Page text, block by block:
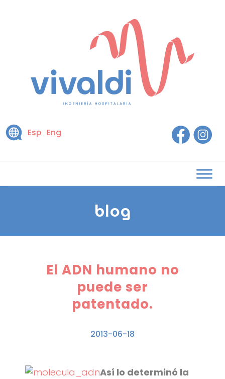
Esp Eng
blog
El ADN humano no
puede ser
patentado.
2013-06-18
Así lo determinó la